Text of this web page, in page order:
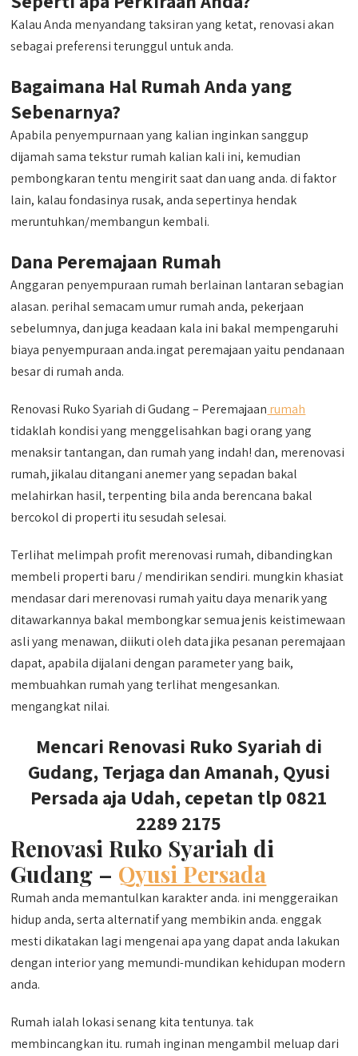
Kalau Anda menyandang taksiran yang ketat, renovasi akan
sebagai preferensi terunggul untuk anda.
Bagaimana Hal Rumah Anda yang
Sebenarnya?
Apabila penyempurnaan yang kalian inginkan sanggup
dijamah sama tekstur rumah kalian kali ini, kemudian
pembongkaran tentu mengirit saat dan uang anda. di faktor
lain, kalau fondasinya rusak, anda sepertinya hendak
meruntuhkan/membangun kembali.
Dana Peremajaan Rumah
Anggaran penyempuraan rumah berlainan lantaran sebagian
alasan. perihal semacam umur rumah anda, pekerjaan
sebelumnya, dan juga keadaan kala ini bakal mempengaruhi
biaya penyempuraan anda.ingat peremajaan yaitu pendanaan
besar di rumah anda.
Renovasi Ruko Syariah di Gudang – Peremajaan rumah
tidaklah kondisi yang menggelisahkan bagi orang yang
menaksir tantangan, dan rumah yang indah! dan, merenovasi
rumah, jikalau ditangani anemer yang sepadan bakal
melahirkan hasil, terpenting bila anda berencana bakal
bercokol di properti itu sesudah selesai.
Terlihat melimpah profit merenovasi rumah, dibandingkan
membeli properti baru / mendirikan sendiri. mungkin khasiat
mendasar dari merenovasi rumah yaitu daya menarik yang
ditawarkannya bakal membongkar semua jenis keistimewaan
asli yang menawan, diikuti oleh data jika pesanan peremajaan
dapat, apabila dijalani dengan parameter yang baik,
membuahkan rumah yang terlihat mengesankan.
mengangkat nilai.
Mencari Renovasi Ruko Syariah di
Gudang, Terjaga dan Amanah, Qyusi
Persada aja Udah, cepetan tlp 0821
2289 2175
Renovasi Ruko Syariah di
Gudang – Qyusi Persada
Rumah anda memantulkan karakter anda. ini menggeraikan
hidup anda, serta alternatif yang membikin anda. enggak
mesti dikatakan lagi mengenai apa yang dapat anda lakukan
dengan interior yang memundi-mundikan kehidupan modern
anda.
Rumah ialah lokasi senang kita tentunya. tak
membincangkan itu. rumah inginan mengambil meluap dari